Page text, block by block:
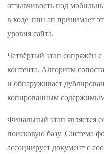
отзывчивость под
в коде. пин ап принимает
уровня сайта.
Четвёртый этап сопряжён
контента. Алгоритм
и обнаруживает
копированным
Финальный этап является
поисковую базу. Система
ассоциирует документ с